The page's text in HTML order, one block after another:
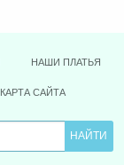
НАШИ ПЛАТЬЯ
КАРТА САЙТА